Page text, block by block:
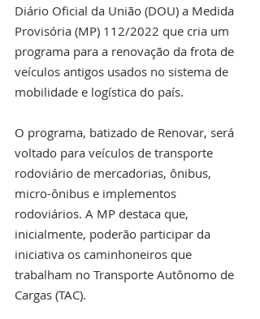
Diário Oficial da União (DOU) a Medida
Provisória (MP) 112/2022 que cria um
programa para a renovação da frota de
veículos antigos usados no sistema de
mobilidade e logística do país.
O programa, batizado de Renovar, será
voltado para veículos de transporte
rodoviário de mercadorias, ônibus,
micro-ônibus e implementos
rodoviários. A MP destaca que,
inicialmente, poderão participar da
iniciativa os caminhoneiros que
trabalham no Transporte Autônomo de
Cargas (TAC).